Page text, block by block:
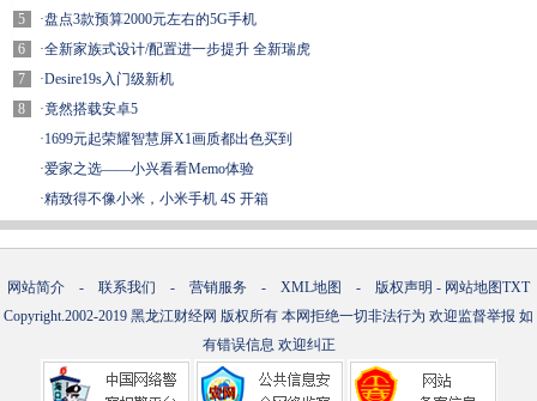
5
6
7
8
·盘点3款预算2000元左右的5G手机
·全新家族式设计/配置进一步提升 全新瑞虎
·Desire19s入门级新机
·竟然搭载安卓5
·1699元起荣耀智慧屏X1画质都出色买到
·爱家之选——小兴看看Memo体验
·精致得不像小米，小米手机 4S 开箱
网站简介 - 联系我们 - 营销服务 - XML地图 - 版权声明 - 网站地图TXT
Copyright.2002-2019 黑龙江财经网 版权所有 本网拒绝一切非法行为 欢迎监督举报 如
有错误信息 欢迎纠正